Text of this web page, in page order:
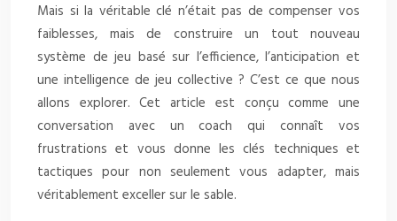
Mais si la véritable clé n’était pas de compenser vos
faiblesses, mais de construire un tout nouveau
système de jeu basé sur l’efficience, l’anticipation et
une intelligence de jeu collective ? C’est ce que nous
allons explorer. Cet article est conçu comme une
conversation avec un coach qui connaît vos
frustrations et vous donne les clés techniques et
tactiques pour non seulement vous adapter, mais
véritablement exceller sur le sable.